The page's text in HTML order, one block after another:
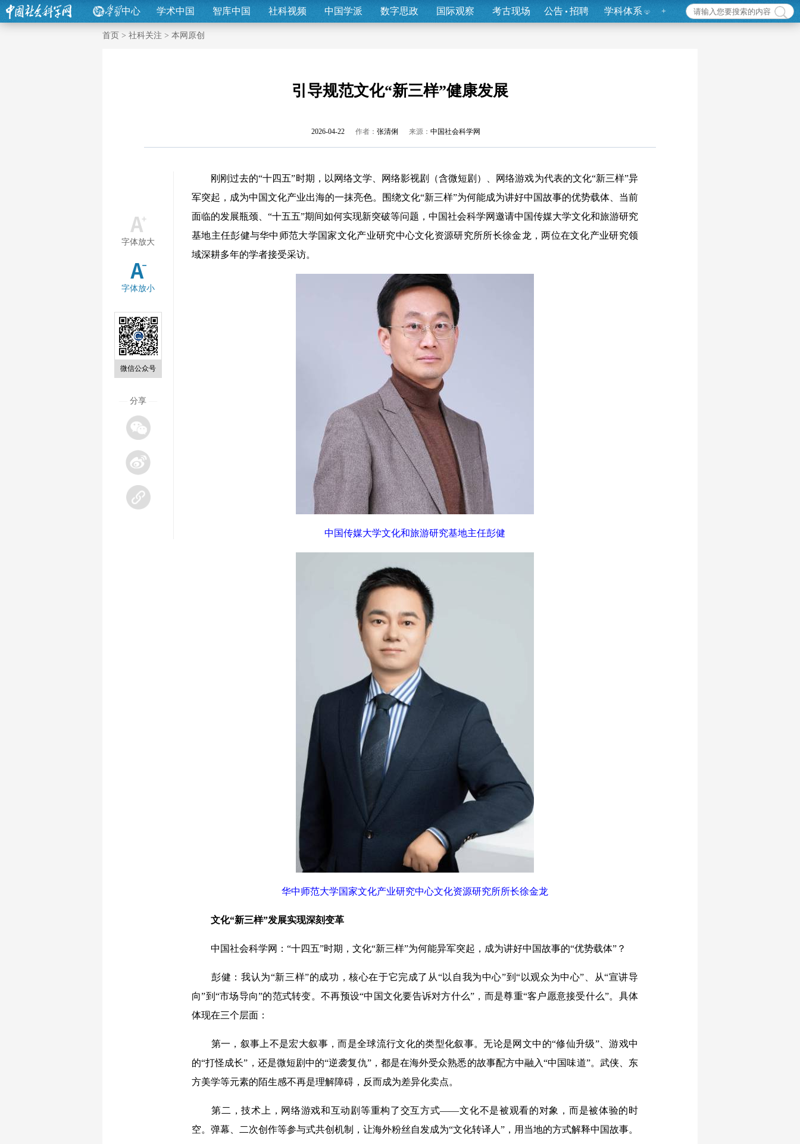
中心 学术中国 智库中国 社科视频 中国学派 数字思政 国际观察 考古现场 公告 招聘 学科体系 +
首页 > 社科关注 > 本网原创
引导规范文化“新三样”健康发展
2026-04-22 作者： 张清俐 来源： 中国社会科学网
字体放大
字体放小
微信公众号
分享
刚刚过去的“十四五”时期，以网络文学、网络影视剧（含微短剧）、网络游戏为代表的文化“新三样”异
军突起，成为中国文化产业出海的一抹亮色。围绕文化“新三样”为何能成为讲好中国故事的优势载体、当前
面临的发展瓶颈、“十五五”期间如何实现新突破等问题，中国社会科学网邀请中国传媒大学文化和旅游研究
基地主任彭健与华中师范大学国家文化产业研究中心文化资源研究所所长徐金龙，两位在文化产业研究领
域深耕多年的学者接受采访。
中国传媒大学文化和旅游研究基地主任彭健
华中师范大学国家文化产业研究中心文化资源研究所所长徐金龙
文化“新三样”发展实现深刻变革
中国社会科学网：“十四五”时期，文化“新三样”为何能异军突起，成为讲好中国故事的“优势载体”？
彭健：我认为“新三样”的成功，核心在于它完成了从“以自我为中心”到“以观众为中心”、从“宣讲导
向”到“市场导向”的范式转变。不再预设“中国文化要告诉对方什么”，而是尊重“客户愿意接受什么”。具体
体现在三个层面：
第一，叙事上不是宏大叙事，而是全球流行文化的类型化叙事。无论是网文中的“修仙升级”、游戏中
的“打怪成长”，还是微短剧中的“逆袭复仇”，都是在海外受众熟悉的故事配方中融入“中国味道”。武侠、东
方美学等元素的陌生感不再是理解障碍，反而成为差异化卖点。
第二，技术上，网络游戏和互动剧等重构了交互方式——文化不是被观看的对象，而是被体验的时
空。弹幕、二次创作等参与式共创机制，让海外粉丝自发成为“文化转译人”，用当地的方式解释中国故事。